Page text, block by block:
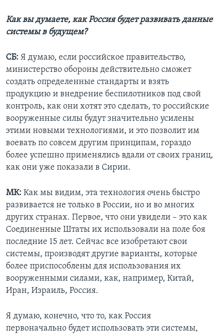
Как вы думаете, как Россия будет развивать данные
системы в будущем?
СБ: Я думаю, если российское правительство,
министерство обороны действительно сможет
создать определенные стандарты и взять
продукцию и внедрение беспилотников под свой
контроль, как они хотят это сделать, то российские
вооруженные силы будут значительно усилены
этими новыми технологиями, и это позволит им
воевать по совсем другим принципам, гораздо
более успешно применялись вдали от своих границ,
как они уже показали в Сирии.
МК: Как мы видим, эта технология очень быстро
развивается не только в России, но и во многих
других странах. Первое, что они увидели – это как
Соединенные Штаты их использовали на поле боя
последние 15 лет. Сейчас все изобретают свои
системы, производят другие варианты, которые
более приспособлены для использования их
вооруженными силами, как, например, Китай,
Иран, Израиль, Россия.
Я думаю, конечно, что то, как Россия
первоначально будет использовать эти системы,